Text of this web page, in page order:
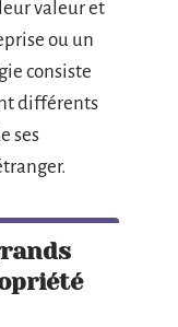
valeur et
ou un
consiste
différents
ses